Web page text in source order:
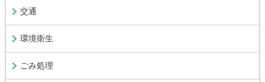
交通
環境衛生
ごみ処理